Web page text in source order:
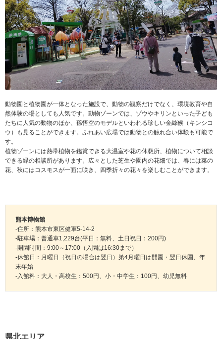
動物園と植物園が一体となった施設で、動物の観察だけでなく、環境教育や自
然体験の場としても人気です。動物ゾーンでは、ゾウやキリンといった子ども
たちに人気の動物のほか、孫悟空のモデルといわれる珍しい金絲猴（キンシコ
ウ）も見ることができます。ふれあい広場では動物との触れ合い体験も可能で
す。
植物ゾーンには熱帯植物を鑑賞できる大温室や花の休憩所、植物について相談
できる緑の相談所があります。広々とした芝生や園内の花畑では、春には菜の
花、秋にはコスモスが一面に咲き、四季折々の花々を楽しむことができます。
熊本博物館
-住所：熊本市東区健軍5-14-2
-駐車場：普通車1,229台(平日：無料、土日祝日：200円)
-開園時間：9:00～17:00（入園は16:30まで）
-休館日：月曜日（祝日の場合は翌日）第4月曜日は開園・翌日休園、年
末年始
-入館料：大人・高校生：500円、小・中学生：100円、幼児無料
県北エリア